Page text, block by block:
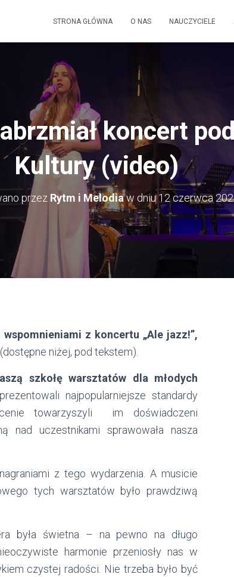
STRONA GŁÓWNA O NAS NAUCZYCIELE
koncert
Kultury (video)
przez Rytm i Melodiaw dniu12 czerwca
wspomnieniami z koncertu „Ale jazz!”,
(dostępne niżej, pod tekstem).
szkołę warsztatów dla młodych
najpopularniejsze standardy
towarzyszyli im doświadczeni
nad uczestnikami sprawowała nasza
z tego wydarzenia. A musicie
tych warsztatów było prawdziwą
była świetna – na pewno na długo
harmonie przeniosły nas w
czystej radości. Nie trzeba było być